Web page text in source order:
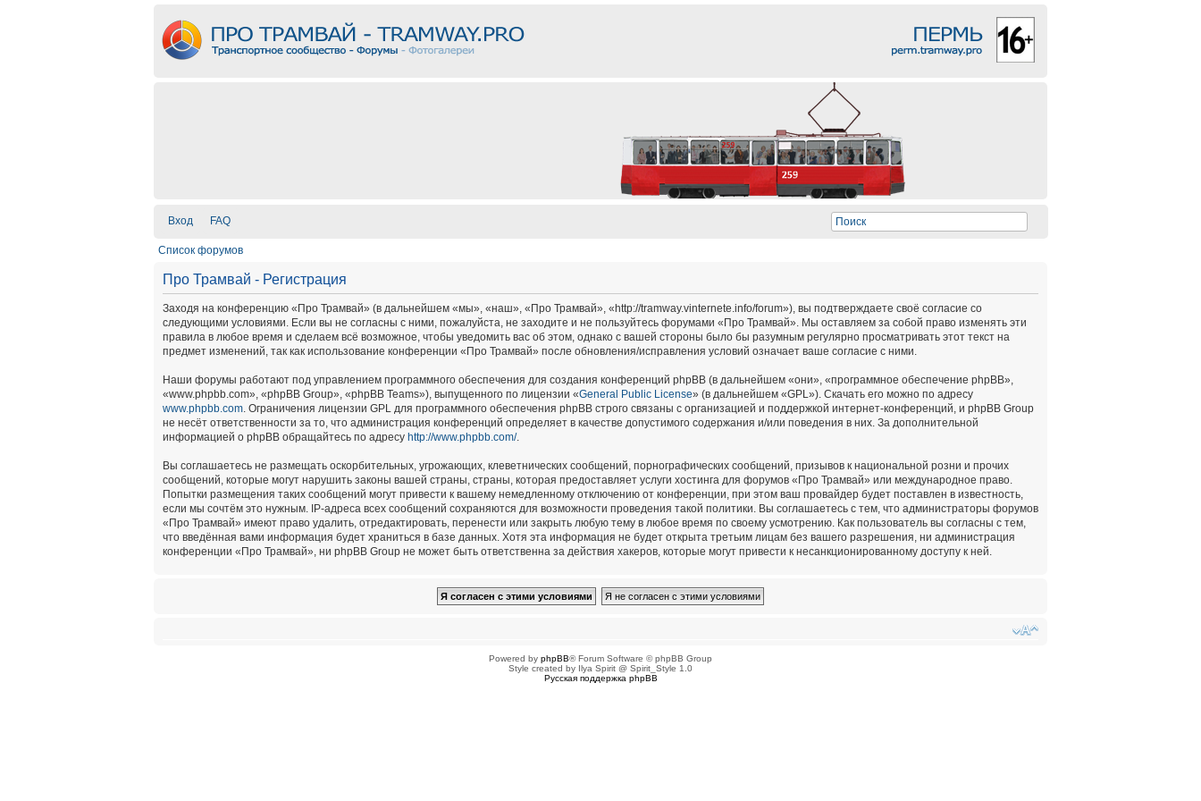
Вход FAQ
Список форумов
Про Трамвай - Регистрация
Заходя на конференцию «Про Трамвай» (в дальнейшем «мы», «наш», «Про Трамвай», «http://tramway.vinternete.info/forum»), вы подтверждаете своё согласие со
следующими условиями. Если вы не согласны с ними, пожалуйста, не заходите и не пользуйтесь форумами «Про Трамвай». Мы оставляем за собой право изменять эти
правила в любое время и сделаем всё возможное, чтобы уведомить вас об этом, однако с вашей стороны было бы разумным регулярно просматривать этот текст на
предмет изменений, так как использование конференции «Про Трамвай» после обновления/исправления условий означает ваше согласие с ними.
Наши форумы работают под управлением программного обеспечения для создания конференций phpBB (в дальнейшем «они», «программное обеспечение phpBB»,
«www.phpbb.com», «phpBB Group», «phpBB Teams»), выпущенного по лицензии «General Public License» (в дальнейшем «GPL»). Скачать его можно по адресу
www.phpbb.com. Ограничения лицензии GPL для программного обеспечения phpBB строго связаны с организацией и поддержкой интернет-конференций, и phpBB Group
не несёт ответственности за то, что администрация конференций определяет в качестве допустимого содержания и/или поведения в них. За дополнительной
информацией о phpBB обращайтесь по адресу http://www.phpbb.com/.
Вы соглашаетесь не размещать оскорбительных, угрожающих, клеветнических сообщений, порнографических сообщений, призывов к национальной розни и прочих
сообщений, которые могут нарушить законы вашей страны, страны, которая предоставляет услуги хостинга для форумов «Про Трамвай» или международное право.
Попытки размещения таких сообщений могут привести к вашему немедленному отключению от конференции, при этом ваш провайдер будет поставлен в известность,
если мы сочтём это нужным. IP-адреса всех сообщений сохраняются для возможности проведения такой политики. Вы соглашаетесь с тем, что администраторы форумов
«Про Трамвай» имеют право удалить, отредактировать, перенести или закрыть любую тему в любое время по своему усмотрению. Как пользователь вы согласны с тем,
что введённая вами информация будет храниться в базе данных. Хотя эта информация не будет открыта третьим лицам без вашего разрешения, ни администрация
конференции «Про Трамвай», ни phpBB Group не может быть ответственна за действия хакеров, которые могут привести к несанкционированному доступу к ней.
Powered by phpBB® Forum Software © phpBB Group
Style created by Ilya Spirit @ Spirit_Style 1.0
Русская поддержка phpBB